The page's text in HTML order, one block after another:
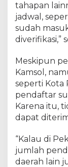
tahapan
jadwal,
sudah
diverifikasi,”
Meskipun
Kamsol,
seperti Kota
pendaftar
Karena itu,
dapat
“Kalau di
jumlah
daerah lain